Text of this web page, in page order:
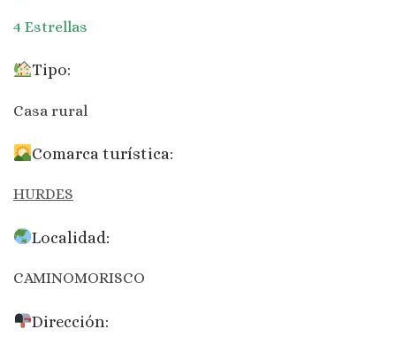
4 Estrellas
Tipo:
Casa rural
Comarca turística:
HURDES
Localidad:
CAMINOMORISCO
Dirección: